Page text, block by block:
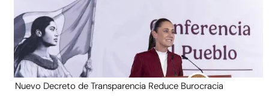
Nuevo Decreto de Transparencia Reduce Burocracia